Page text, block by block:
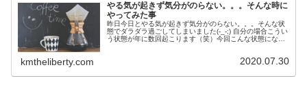
やる気が起きず気分がのらない。。。そんな時に
やってみた事
昨日今日とやる気が起きず気分がのらない。。。そんな状
態でダラダラ過ごしてしまいました(-_-;) 自分の場合こうい
う状態が年に数回起こります（笑）今回こんな状態にな
kmtheliberty.com 2020.07.30